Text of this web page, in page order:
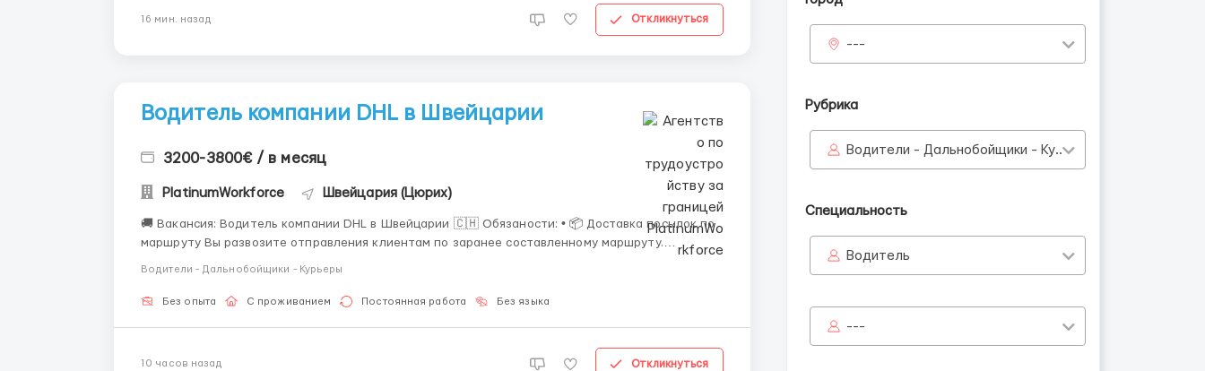
16 мин. назад Откликнуться
Водитель компании DHL в Швейцарии
3200-3800€ / в месяц
PlatinumWorkforce Швейцария (Цюрих)
🚚 Вакансия: Водитель компании DHL в Швейцарии 🇨🇭 Обязаности: • 📦 Доставка посылок по
маршруту Вы развозите отправления клиентам по заранее составленному маршруту.
Простыми словами — доставляете радость, документы и важные грузы точно в срок и с
Водители - Дальнобойщики - Курьеры
Без опыта С проживанием Постоянная работа Без языка
10 часов назад Откликнуться
---
Рубрика
Водители - Дальнобойщики - Курьеры
Специальность
Водитель
---